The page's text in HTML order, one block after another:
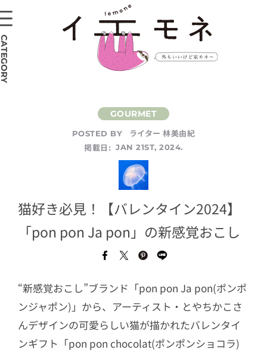
POSTED BY
ライター 林美由紀
掲載日: JAN 21ST, 2024.
猫好き必見！【バレンタイン2024】
「pon pon Ja pon」の新感覚おこし
“新感覚おこし”ブランド「pon pon Ja pon(ポンポ
ンジャポン)」から、アーティスト・とやちかこさ
んデザインの可愛らしい猫が描かれたバレンタイ
ンギフト「pon pon chocolat(ポンポンショコラ)